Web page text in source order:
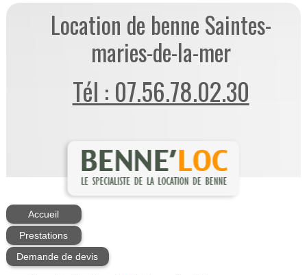
Location de benne Saintes-
maries-de-la-mer
Tél : 07.56.78.02.30
Accueil
Prestations
Demande de devis